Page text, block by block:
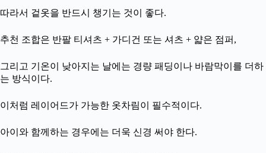
따라서 겉옷을 반드시 챙기는 것이 좋다.
추천 조합은 반팔 티셔츠 + 가디건 또는 셔츠 + 얇은 점퍼,
그리고 기온이 낮아지는 날에는 경량 패딩이나 바람막이를 더하
는 방식이다.
이처럼 레이어드가 가능한 옷차림이 필수적이다.
아이와 함께하는 경우에는 더욱 신경 써야 한다.